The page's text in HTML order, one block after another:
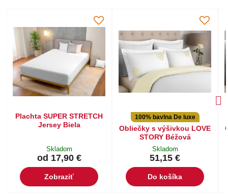
Plachta SUPER STRETCH
Jersey Biela
Skladom
od 17,90 €
Zobraziť
100% bavlna De luxe
Obliečky s výšivkou LOVE
STORY Béžová
Skladom
51,15 €
Do košíka